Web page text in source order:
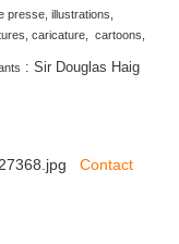
presse, illustrations,
caricature, cartoons,
: Sir Douglas Haig
Contact